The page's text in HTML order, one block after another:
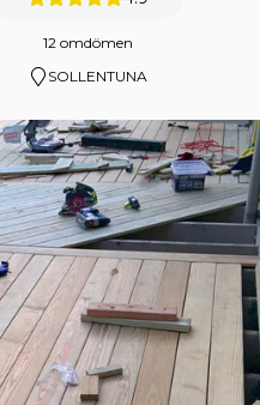
12 omdömen
SOLLENTUNA